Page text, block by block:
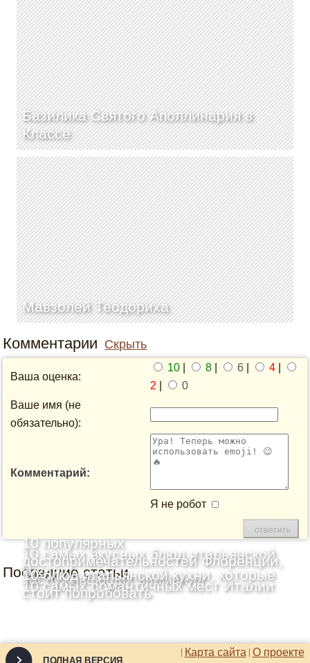
Базилика Святого Аполлинария в
Классе
Мавзолей Теодориха
Комментарии Скрыть
Ваша оценка:
10 8 6 4
2
0
Ваше имя (не
обязательно):
Комментарий:
Я не робот
Последние статьи
10 самых вкусных блюд итальянской
кухни
10 популярных
достопримечательностей Флоренции,
заслуживающих внимания
10 самых романтичных мест Италии
10 блюд итальянской кухни, которые
стоит попробовать
О проекте
Карта сайта
ПОЛНАЯ ВЕРСИЯ